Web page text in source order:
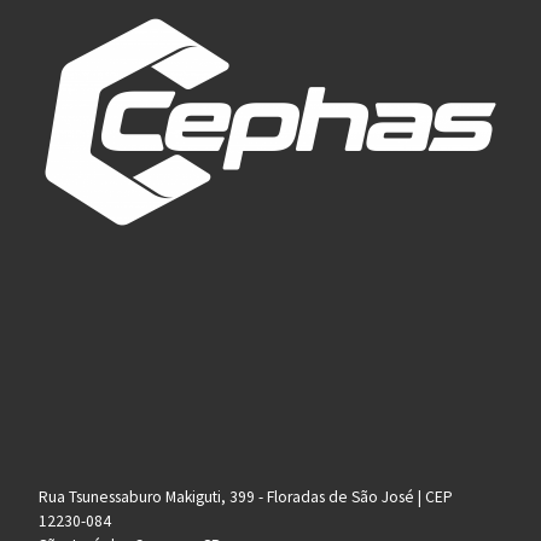
Rua Tsunessaburo Makiguti, 399 - Floradas de São José | CEP
12230-084